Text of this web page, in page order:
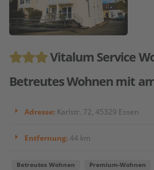
Vitalum Service
Betreutes Wohnen mit
Adresse: Karlstr. 72, 45329 Essen
Entfernung:44 km
Betreutes Wohnen Premium-Wohnen